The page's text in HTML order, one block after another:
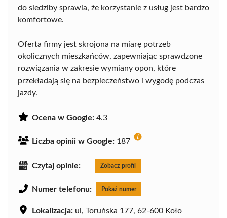
do siedziby sprawia, że korzystanie z usług jest bardzo
komfortowe.
Oferta firmy jest skrojona na miarę potrzeb
okolicznych mieszkańców, zapewniając sprawdzone
rozwiązania w zakresie wymiany opon, które
przekładają się na bezpieczeństwo i wygodę podczas
jazdy.
Ocena w Google: 4.3
Liczba opinii w Google: 187
Czytaj opinie: Zobacz profil
Numer telefonu: Pokaż numer
Lokalizacja: ul, Toruńska 177, 62-600 Koło